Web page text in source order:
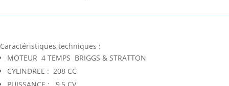
Caractéristiques techniques :
MOTEUR 4 TEMPS BRIGGS & STRATTON
CYLINDREE : 208 CC
PUISSANCE : 9,5 CV